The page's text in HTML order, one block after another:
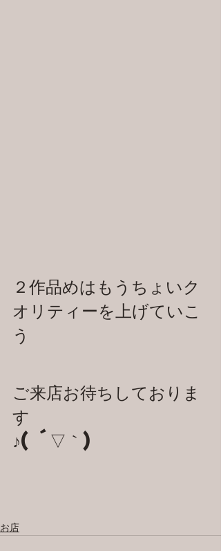
２作品めはもうちょいク
オリティーを上げていこ
う
ご来店お待ちしておりま
す
♪( ´▽｀)
お店